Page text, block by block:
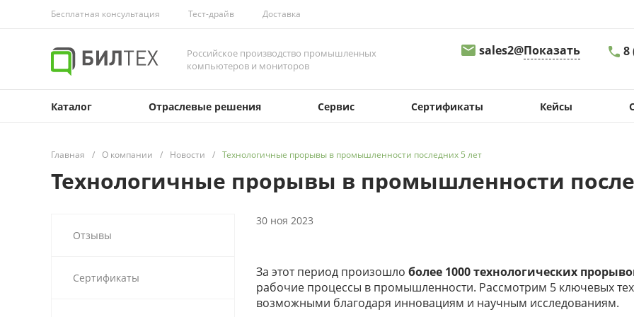
Бесплатная консультация Тест-драйв Доставка
Российское производство промышленных
компьютеров и мониторов
sales2@Показать 8
8
8
Каталог Отраслевые решения Сервис Сертификаты Кейсы
Главная / О компании / Новости / Технологичные прорывы в промышленности последних 5 лет
Технологичные прорывы в промышленности
Отзывы
Сертификаты
30 ноя 2023
За этот период произошло более 1000 технологических
рабочие процессы в промышленности. Рассмотрим 5 ключевых
возможными благодаря инновациям и научным исследованиям.